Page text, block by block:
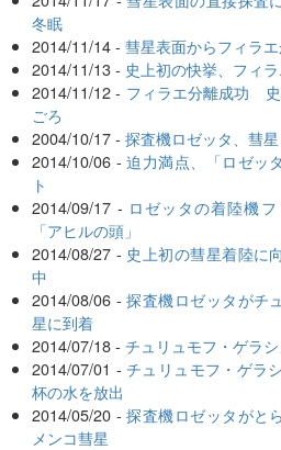
冬眠
2014/11/14 -彗星表面からフィラ
2014/11/13 - 史上初の快挙、フィ
2014/11/12 - フィラエ分離成功
ごろ
2004/10/17 -探査機ロゼッタ、彗
2014/10/06 -迫力満点、「ロゼッ
ト
2014/09/17 - ロゼッタの着陸機
「アヒルの頭」
2014/08/27 - 史上初の彗星着陸に
中
2014/08/06 -探査機ロゼッタがチ
星に到着
2014/07/18 -チュリュモフ・ゲラ
2014/07/01 -チュリュモフ・ゲラ
杯の水を放出
2014/05/20 -探査機ロゼッタがと
メンコ彗星